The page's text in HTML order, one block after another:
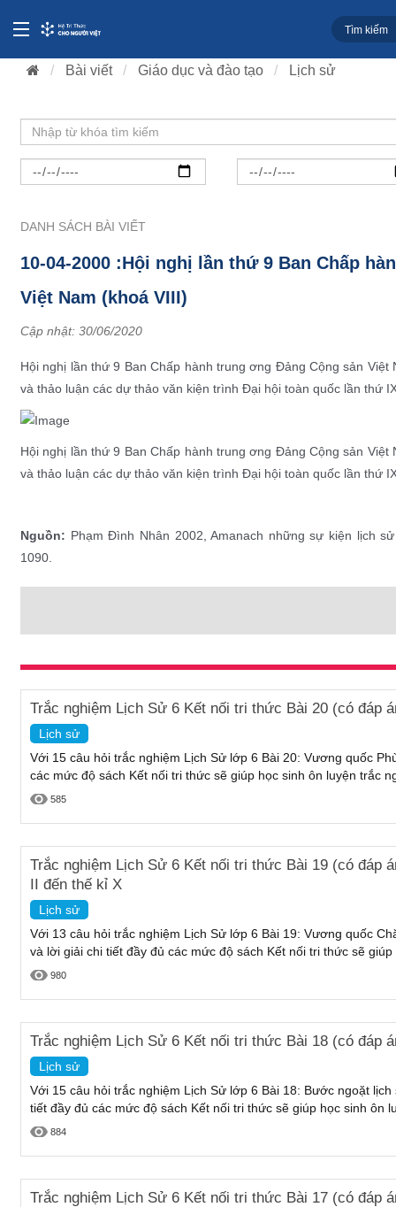
Bài viết Giáo dục và đào tạo Lịch sử
DANH SÁCH BÀI VIẾT
10-04-2000 :Hội nghị lần thứ 9 Ban Chấp
Việt Nam (khoá VIII)
Cập nhật: 30/06/2020
Hội nghị lần thứ 9 Ban Chấp hành trung ơng Đảng Cộng sản Việt
và thảo luận các dự thảo văn kiện trình Đại hội toàn quốc lần thứ
Hội nghị lần thứ 9 Ban Chấp hành trung ơng Đảng Cộng sản Việt
và thảo luận các dự thảo văn kiện trình Đại hội toàn quốc lần thứ
Nguồn: Phạm Đình Nhân 2002, Amanach những sự kiện lịch
1090.
Trắc nghiệm Lịch Sử 6 Kết nối tri thức Bài 20 (có đáp
Lịch sử
Với 15 câu hỏi trắc nghiệm Lịch Sử lớp 6 Bài 20: Vương quốc
các mức độ sách Kết nối tri thức sẽ giúp học sinh ôn luyện trắc
585
Trắc nghiệm Lịch Sử 6 Kết nối tri thức Bài 19 (có đáp
II đến thế kỉ X
Lịch sử
Với 13 câu hỏi trắc nghiệm Lịch Sử lớp 6 Bài 19: Vương quốc
và lời giải chi tiết đầy đủ các mức độ sách Kết nối tri thức sẽ
980
Trắc nghiệm Lịch Sử 6 Kết nối tri thức Bài 18 (có đáp
Lịch sử
Với 15 câu hỏi trắc nghiệm Lịch Sử lớp 6 Bài 18: Bước ngoặt
tiết đầy đủ các mức độ sách Kết nối tri thức sẽ giúp học sinh ôn
884
Trắc nghiệm Lịch Sử 6 Kết nối tri thức Bài 17 (có đáp